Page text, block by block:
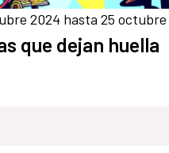
2024 hasta 25
que dejan huella